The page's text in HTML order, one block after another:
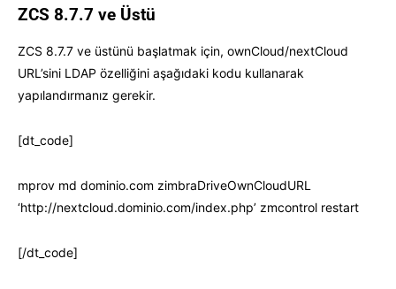
ZCS 8.7.7 ve Üstü
ZCS 8.7.7 ve üstünü başlatmak için, ownCloud/nextCloud
URL’sini LDAP özelliğini aşağıdaki kodu kullanarak
yapılandırmanız gerekir.
[dt_code]
mprov md dominio.com zimbraDriveOwnCloudURL
‘http://nextcloud.dominio.com/index.php’ zmcontrol restart
[/dt_code]